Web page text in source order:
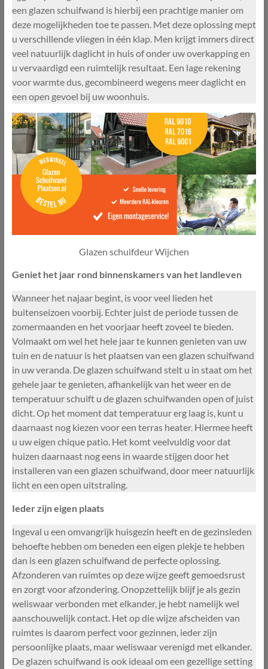
een glazen schuifwand is hierbij een prachtige manier om
deze mogelijkheden toe te passen. Met deze oplossing mept
u verschillende vliegen in één klap. Men krijgt immers direct
veel natuurlijk daglicht in huis of onder uw overkapping en
u vervaardigd een ruimtelijk resultaat. Een lage rekening
voor warmte dus, gecombineerd wegens meer daglicht en
een open gevoel bij uw woonhuis.
Glazen schuifdeur Wijchen
Geniet het jaar rond binnenskamers van het landleven
Wanneer het najaar begint, is voor veel lieden het
buitenseizoen voorbij. Echter juist de periode tussen de
zomermaanden en het voorjaar heeft zoveel te bieden.
Volmaakt om wel het hele jaar te kunnen genieten van uw
tuin en de natuur is het plaatsen van een glazen schuifwand
in uw veranda. De glazen schuifwand stelt u in staat om het
gehele jaar te genieten, afhankelijk van het weer en de
temperatuur schuift u de glazen schuifwanden open of juist
dicht. Op het moment dat temperatuur erg laag is, kunt u
daarnaast nog kiezen voor een terras heater. Hiermee heeft
u uw eigen chique patio. Het komt veelvuldig voor dat
huizen daarnaast nog eens in waarde stijgen door het
installeren van een glazen schuifwand, door meer natuurlijk
licht en een open uitstraling.
Ieder zijn eigen plaats
Ingeval u een omvangrijk huisgezin heeft en de gezinsleden
behoefte hebben om beneden een eigen plekje te hebben
dan is een glazen schuifwand de perfecte oplossing.
Afzonderen van ruimtes op deze wijze geeft gemoedsrust
en zorgt voor afzondering. Onopzettelijk blijf je als gezin
weliswaar verbonden met elkander, je hebt namelijk wel
aanschouwelijk contact. Het op die wijze afscheiden van
ruimtes is daarom perfect voor gezinnen, ieder zijn
persoonlijke plaats, maar weliswaar verenigd met elkander.
De glazen schuifwand is ook ideaal om een gezellige setting